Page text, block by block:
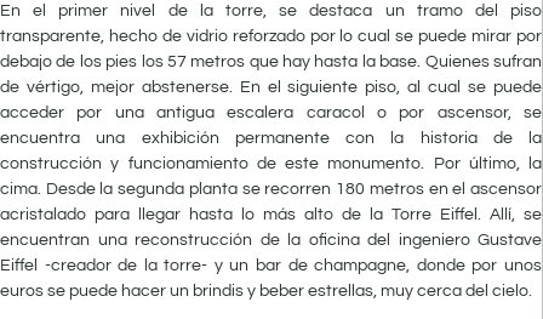
En el primer nivel de la torre, se destaca un tramo del piso
transparente, hecho de vidrio reforzado por lo cual se puede mirar por
debajo de los pies los 57 metros que hay hasta la base. Quienes sufran
de vértigo, mejor abstenerse. En el siguiente piso, al cual se puede
acceder por una antigua escalera caracol o por ascensor, se
encuentra una exhibición permanente con la historia de la
construcción y funcionamiento de este monumento. Por último, la
cima. Desde la segunda planta se recorren 180 metros en el ascensor
acristalado para llegar hasta lo más alto de la Torre Eiffel. Allí, se
encuentran una reconstrucción de la oficina del ingeniero Gustave
Eiffel -creador de la torre- y un bar de champagne, donde por unos
euros se puede hacer un brindis y beber estrellas, muy cerca del cielo.